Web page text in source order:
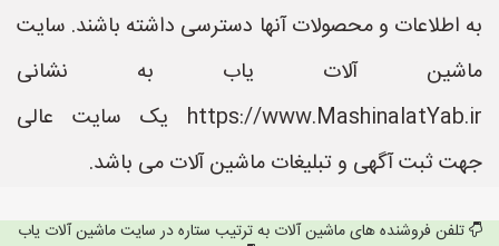
به اطلاعات و محصولات آنها دسترسی داشته باشند. سایت
ماشین آلات یاب به نشانی
https://www.MashinalatYab.ir یک سایت عالی
جهت ثبت آگهی و تبلیغات ماشین آلات می باشد.
تلفن فروشنده های ماشین آلات به ترتیب ستاره در سایت ماشین آلات یاب